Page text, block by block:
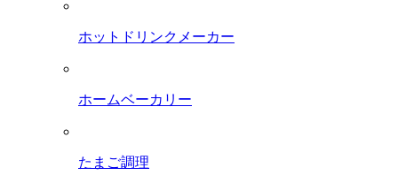
ホットドリンクメーカー
ホームベーカリー
たまご調理